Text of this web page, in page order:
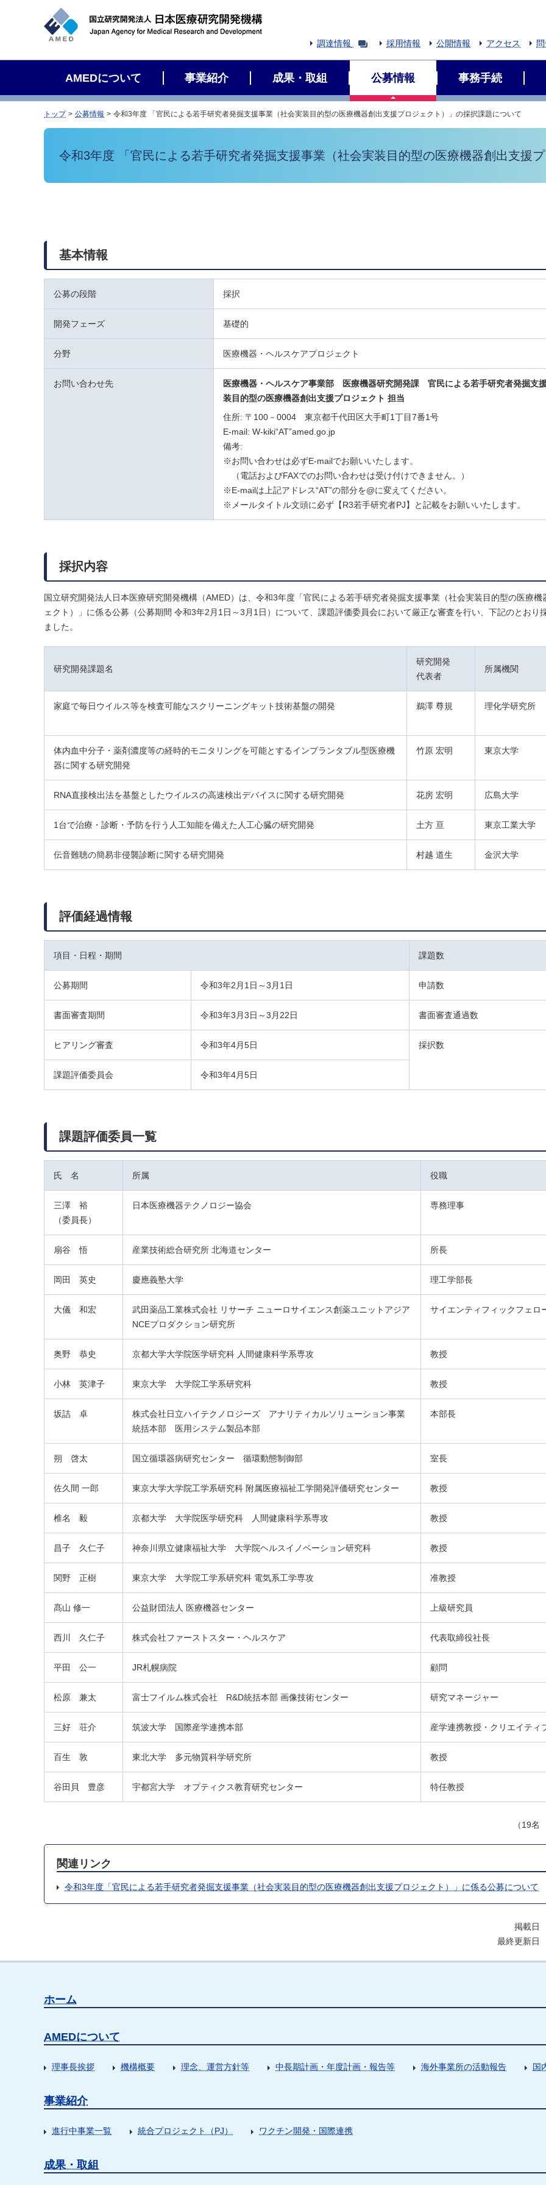
調達情報 採用情報 公開情報 アクセス
AMEDについて 事業紹介 成果・取組 公募情報 事務手続
トップ 公募情報 令和3年度 「官民による若手研究者発掘支援事業（社会実装目的型の医療機器創出支援プロジェクト）」の採択課題について
令和3年度 「官民による若手研究者発掘支援事業（社会実装目的型の医療機器創出支援
基本情報
公募の段階 採択
開発フェーズ 基礎的
分野 医療機器・ヘルスケアプロジェクト
お問い合わせ先 医療機器・ヘルスケア事業部 医療機器研究開発課
官民による若手研究者発掘支
装目的型の医療機器創出支援プロジェクト 担当
住所: 〒100－0004 東京都千代田区大手町1丁目7番1号
E-mail: W-kiki“AT”amed.go.jp
備考:
※お問い合わせは必ずE-mailでお願いいたします。
（電話およびFAXでのお問い合わせは受け付けできません。）
※E-mailは上記アドレス“AT”の部分を@に変えてください。
※メールタイトル文頭に必ず【R3若手研究者PJ】と記載をお願いいたします。
採択内容
国立研究開発法人日本医療研究開発機構（AMED）は、令和3年度「官民による若手研究者発掘支援事業（社会実装目的型の医療機
ェクト）」に係る公募（公募期間 令和3年2月1日～3月1日）について、課題評価委員会において厳正な審査を行い、下記のとおり
ました。
研究開発課題名
研究開発
代表者
所属機関
家庭で毎日ウイルス等を検査可能なスクリーニングキット技術基盤の開発 鵜澤 尊規 理化学研究所
体内血中分子・薬剤濃度等の経時的モニタリングを可能とするインプランタブル型医療機
器に関する研究開発
竹原 宏明 東京大学
RNA直接検出法を基盤としたウイルスの高速検出デバイスに関する研究開発 花房 宏明 広島大学
1台で治療・診断・予防を行う人工知能を備えた人工心臓の研究開発 土方 亘 東京工業大学
伝音難聴の簡易非侵襲診断に関する研究開発 村越 道生 金沢大学
評価経過情報
項目・日程・期間 課題数
公募期間 令和3年2月1日～3月1日 申請数
書面審査期間 令和3年3月3日～3月22日 書面審査通過数
ヒアリング審査 令和3年4月5日 採択数
課題評価委員会 令和3年4月5日
課題評価委員一覧
氏 名 所属 役職
三澤 裕
（委員長）
日本医療機器テクノロジー協会 専務理事
扇谷 悟 産業技術総合研究所 北海道センター 所長
岡田 英史 慶應義塾大学 理工学部長
大儀 和宏
武田薬品工業株式会社 リサーチ ニューロサイエンス創薬ユニットアジア
NCEプロダクション研究所
サイエンティフィックフェロ
奥野 恭史 京都大学大学院医学研究科 人間健康科学系専攻 教授
小林 英津子 東京大学 大学院工学系研究科 教授
坂詰 卓
株式会社日立ハイテクノロジーズ アナリティカルソリューション事業
統括本部 医用システム製品本部
本部長
朔 啓太 国立循環器病研究センター 循環動態制御部 室長
佐久間 一郎 東京大学大学院工学系研究科 附属医療福祉工学開発評価研究センター 教授
椎名 毅 京都大学 大学院医学研究科 人間健康科学系専攻 教授
昌子 久仁子 神奈川県立健康福祉大学 大学院ヘルスイノベーション研究科 教授
関野 正樹 東京大学 大学院工学系研究科 電気系工学専攻 准教授
髙山 修一 公益財団法人 医療機器センター 上級研究員
西川 久仁子 株式会社ファーストスター・ヘルスケア 代表取締役社長
平田 公一 JR札幌病院 顧問
松原 兼太 富士フイルム株式会社 R&D統括本部 画像技術センター 研究マネージャー
三好 荘介 筑波大学 国際産学連携本部 産学連携教授・クリエイティ
百生 敦 東北大学 多元物質科学研究所 教授
谷田貝 豊彦 宇都宮大学 オプティクス教育研究センター 特任教授
（19
関連リンク
令和3年度「官民による若手研究者発掘支援事業（社会実装目的型の医療機器創出支援プロジェクト）」に係る公募について
掲載日
最終更新日
ホーム
AMEDについて
理事長挨拶 機構概要 理念、運営方針等 中長期計画・年度計画・報告等 海外事業所の活動報告 国
事業紹介
進行中事業一覧 統合プロジェクト（PJ） ワクチン開発・国際連携
成果・取組